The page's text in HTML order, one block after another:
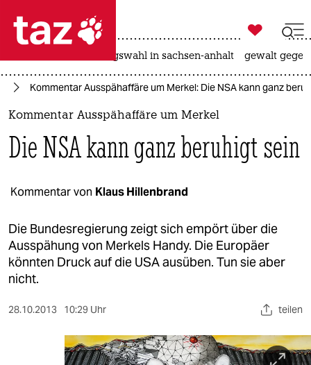
 taz zahl ich
taz zahl ich
politik
öko
gesellschaft
kultur
sport
berlin

taz zahl ich
landtagswahl in sachsen-anhalt gewalt
Kommentar Ausspähaffäre um Merkel: Die NSA kann ganz
Kommentar Ausspähaffäre um Merkel
Die NSA kann ganz beruhigt sein
Kommentar von Klaus Hillenbrand
Die Bundesregierung zeigt sich empört über die
Ausspähung von Merkels Handy. Die Europäer
könnten Druck auf die USA ausüben. Tun sie aber
nicht.
28.10.2013 10:29 Uhr teilen